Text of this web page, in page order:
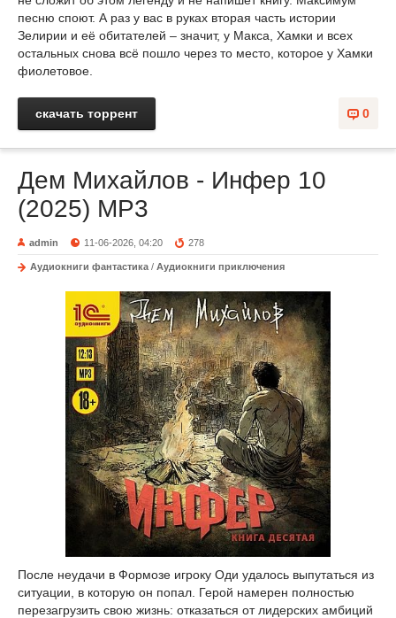
песню споют. А раз у вас в руках вторая часть истории
Зелирии и её обитателей – значит, у Макса, Хамки и всех
остальных снова всё пошло через то место, которое у Хамки
фиолетовое.
0
скачать торрент
Дем Михайлов - Инфер 10
(2025) MP3
admin 11-06-2026, 04:20 278
Аудиокниги фантастика / Аудиокниги приключения
После неудачи в Формозе игроку Оди удалось выпутаться из
ситуации, в которую он попал. Герой намерен полностью
перезагрузить свою жизнь: отказаться от лидерских амбиций